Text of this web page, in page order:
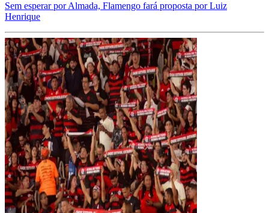
Sem esperar por Almada, Flamengo fará proposta por Luiz
Henrique